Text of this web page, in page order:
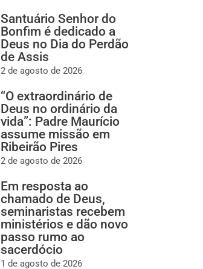
Santuário Senhor do
Bonfim é dedicado a
Deus no Dia do Perdão
de Assis
2 de agosto de 2026
“O extraordinário de
Deus no ordinário da
vida”: Padre Maurício
assume missão em
Ribeirão Pires
2 de agosto de 2026
Em resposta ao
chamado de Deus,
seminaristas recebem
ministérios e dão novo
passo rumo ao
sacerdócio
1 de agosto de 2026